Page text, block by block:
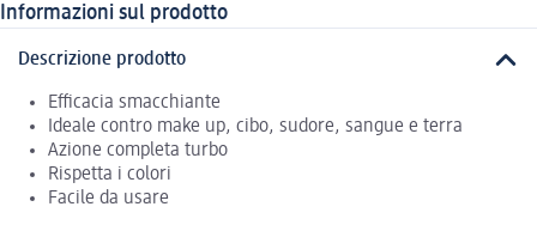
Informazioni sul prodotto
Descrizione prodotto
Efficacia smacchiante
Ideale contro make up, cibo, sudore, sangue e terra
Azione completa turbo
Rispetta i colori
Facile da usare